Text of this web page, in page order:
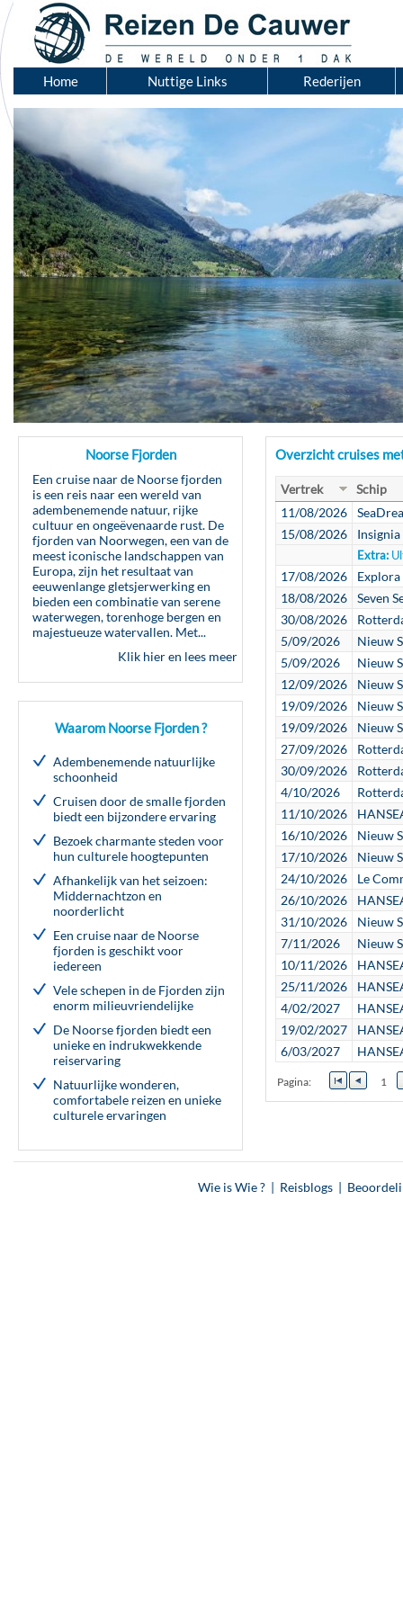
Home Nuttige Links Rederijen
Noorse Fjorden
Een cruise naar de Noorse fjorden
is een reis naar een wereld van
adembenemende natuur, rijke
cultuur en ongeëvenaarde rust. De
fjorden van Noorwegen, een van de
meest iconische landschappen van
Europa, zijn het resultaat van
eeuwenlange gletsjerwerking en
bieden een combinatie van serene
waterwegen, torenhoge bergen en
majestueuze watervallen. Met...
Klik hier en lees meer
Waarom Noorse Fjorden ?
Adembenemende natuurlijke
schoonheid
Cruisen door de smalle fjorden
biedt een bijzondere ervaring
Bezoek charmante steden voor
hun culturele hoogtepunten
Afhankelijk van het seizoen:
Middernachtzon en
noorderlicht
Een cruise naar de Noorse
fjorden is geschikt voor
iedereen
Vele schepen in de Fjorden zijn
enorm milieuvriendelijke
De Noorse fjorden biedt een
unieke en indrukwekkende
reiservaring
Natuurlijke wonderen,
comfortabele reizen en unieke
culturele ervaringen
Overzicht cruises
Vertrek
Schip
11/08/2026
15/08/2026
Extra:
17/08/2026
Explora
18/08/2026
Seven
30/08/2026
5/09/2026
Nieuw
5/09/2026
Nieuw
12/09/2026
Nieuw
19/09/2026
Nieuw
19/09/2026
Nieuw
27/09/2026
30/09/2026
4/10/2026
11/10/2026
16/10/2026
Nieuw
17/10/2026
Nieuw
24/10/2026
Le
26/10/2026
31/10/2026
Nieuw
7/11/2026
Nieuw
10/11/2026
25/11/2026
4/02/2027
19/02/2027
6/03/2027
Pagina: 1
Wie is Wie ?| Reisblogs|